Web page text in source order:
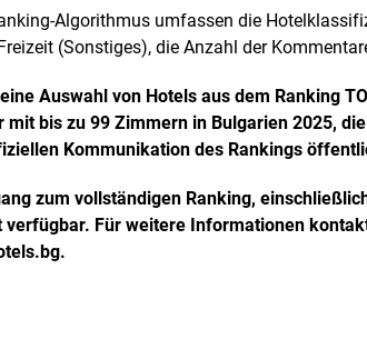
Algorithmus umfassen die
(Sonstiges), die Anzahl der
Auswahl von Hotels aus dem Ranking
mit bis zu 99 Zimmern in Bulgarien 2025,
Kommunikation des Rankings
zum vollständigen Ranking,
verfügbar. Für weitere Informationen